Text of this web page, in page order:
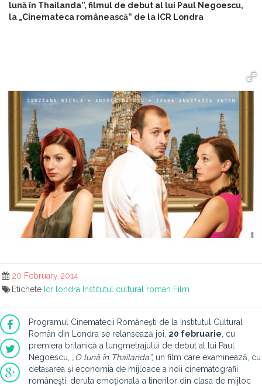
lună în Thailanda”, filmul de debut al lui Paul Negoescu,
la „Cinemateca românească” de la ICR Londra
20 February 2014
Etichete Icr londra Institutul cultural roman Film
Programul Cinematecii Românești de la Institutul Cultural
Român din Londra se relansează joi, 20 februarie , cu
premiera britanică a lungmetrajului de debut al lui Paul
Negoescu, „O lună în Thailanda”, un film care examinează, cu
detașarea și economia de mijloace a noii cinematografii
româneşti, deruta emoțională a tinerilor din clasa de mijloc